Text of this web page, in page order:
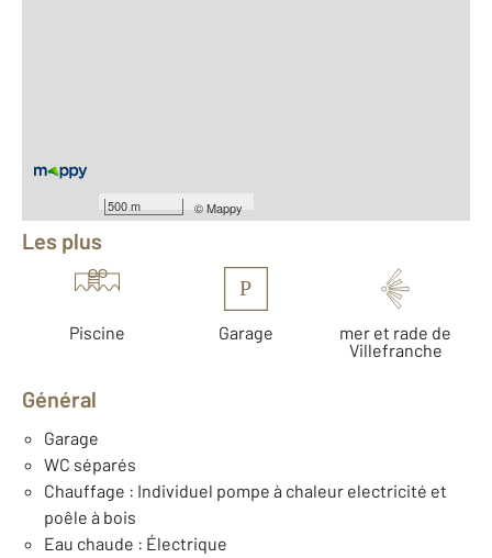
500 m ©Mappy
Équipements
Les plus
Piscine
P
Garage
mer et rade de
Villefranche
Général
Garage
WC séparés
Chauffage : Individuel pompe à chaleur electricité et
poêle à bois
Eau chaude : Électrique